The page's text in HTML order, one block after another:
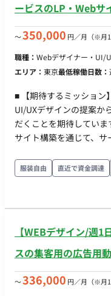
ービスのLP・Webサ
〜350,000 円／月 （※月
職種： Webデザイナー・UI/
エリア： 東京最低稼働日数：
■ 【期待するミッション
UI/UXデザインの提案か
だくことを期待してい
サイト構築を通じて、
UI/UXリデザインと実装
トブランディングを意識
を想定）、および既存
デザインから実装まで
ター：1名 ・デザイナー：1名 ■ 【働き方】 ・ 稼働
度を想定して居ります。
服装自由 直近で資金調達
【WEBデザイン/週
スの集客用の広告用
〜336,000 円／月 （※月